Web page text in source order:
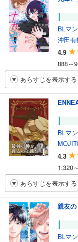
BLマ
沖田
4.9
888～
あらすじを表示する
BLマ
4.3
1,320
あらすじを表示する
親友
BLマ